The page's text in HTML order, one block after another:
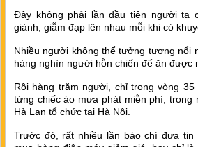
Đây không phải lần đầu tiên người ta
giành, giẫm đạp lên nhau mỗi khi có
Nhiều người không thể tưởng tượng nổi
hàng nghìn người hỗn chiến để ăn được
Rồi hàng trăm người, chỉ trong vòng
từng chiếc áo mưa phát miễn phí,
Hà Lan tổ chức tại Hà Nội.
Trước đó, rất nhiều lần báo chí đưa